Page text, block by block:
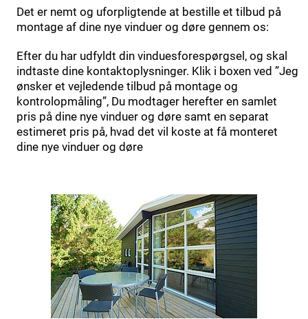
Det er nemt og uforpligtende at bestille et tilbud på
montage af dine nye vinduer og døre gennem os:
Efter du har udfyldt din vinduesforespørgsel, og skal
indtaste dine kontaktoplysninger. Klik i boxen ved ”Jeg
ønsker et vejledende tilbud på montage og
kontrolopmåling”, Du modtager herefter en samlet
pris på dine nye vinduer og døre samt en separat
estimeret pris på, hvad det vil koste at få monteret
dine nye vinduer og døre